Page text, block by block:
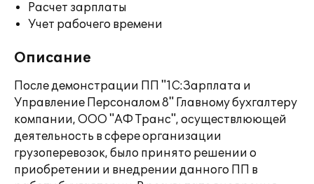
Расчет зарплаты
Учет рабочего времени
Описание
После демонстрации ПП "1С:Зарплата и
Управление Персоналом 8" Главному бухгалтеру
компании, ООО "АФ Транс", осуществлюющей
деятельность в сфере организации
грузоперевозок, было принято решении о
приобретении и внедрении данного ПП в